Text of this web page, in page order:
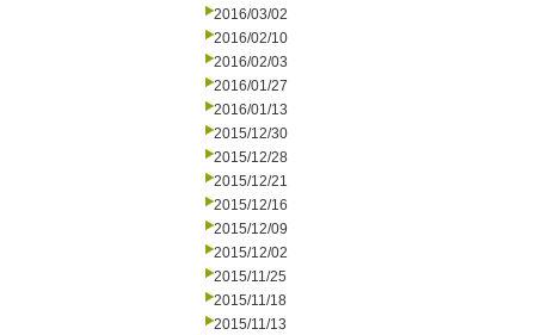
2016/03/02
2016/02/10
2016/02/03
2016/01/27
2016/01/13
2015/12/30
2015/12/28
2015/12/21
2015/12/16
2015/12/09
2015/12/02
2015/11/25
2015/11/18
2015/11/13